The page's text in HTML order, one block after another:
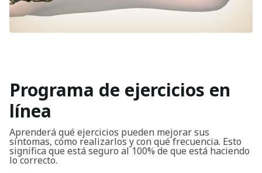
Programa de ejercicios en
línea
Aprenderá qué ejercicios pueden mejorar sus
síntomas, cómo realizarlos y con qué frecuencia. Esto
significa que está seguro al 100% de que está haciendo
lo correcto.